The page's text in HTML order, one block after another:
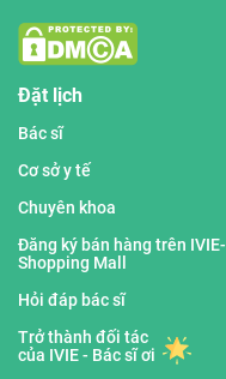
Đặt lịch
Bác sĩ
Cơ sở y tế
Chuyên khoa
Đăng ký bán hàng trên IVIE-
Shopping Mall
Hỏi đáp bác sĩ
Trở thành đối tác
của IVIE - Bác sĩ ơi